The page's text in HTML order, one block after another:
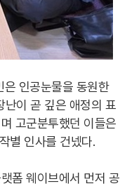
인공눈물을 동원한
난이 곧 깊은 애정의 표
고군분투했던 이들은
별 인사를 건넸다.
폼 웨이브에서 먼저 공